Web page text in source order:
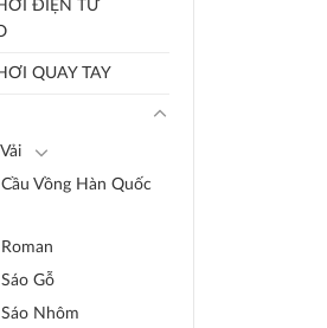
ĐIỆN TỬ
QUAY TAY
Cầu Vồng Hàn Quốc
Gỗ
Sáo Nhôm